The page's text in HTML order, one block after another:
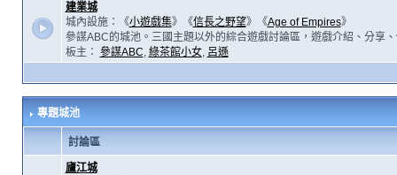
建業城
城內設施：《小遊戲集》《信長之野望》《Age of Empires》
參謀ABC的城池。三國主題以外的綜合遊戲討論區，遊戲介紹、分享
板主： 參謀ABC, 綠茶館小女, 呂遜
專題城池
討論區
廬江城